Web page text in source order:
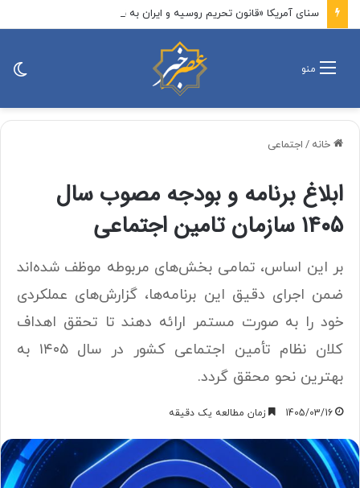
منو
خانه / اجتماعی
ابلاغ برنامه و بودجه مصوب سال
۱۴۰۵ سازمان تامین اجتماعی
بر این اساس، تمامی بخش‌های مربوطه موظف شده‌اند
ضمن اجرای دقیق این برنامه‌ها، گزارش‌های عملکردی
خود را به صورت مستمر ارائه دهند تا تحقق اهداف
کلان نظام تأمین اجتماعی کشور در سال ۱۴۰۵ به
بهترین نحو محقق گردد.
1405/03/16 زمان مطالعه یک دقیقه